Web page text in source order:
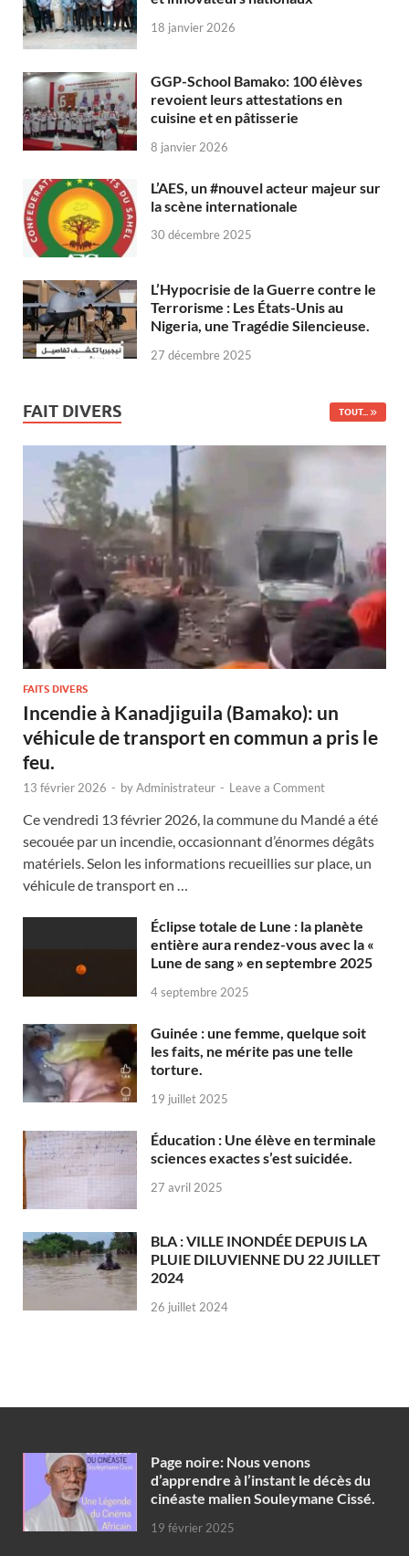
18 janvier 2026
GGP-School Bamako: 100 élèves
revoient leurs attestations en
cuisine et en pâtisserie
8 janvier 2026
L’AES, un #nouvel acteur majeur sur
la scène internationale
30 décembre 2025
L’Hypocrisie de la Guerre contre le
Terrorisme : Les États-Unis au
Nigeria, une Tragédie Silencieuse.
27 décembre 2025
FAIT DIVERS TOUT...
FAITS DIVERS
Incendie à Kanadjiguila (Bamako): un
véhicule de transport en commun a pris le
feu.
13 février 2026 - byAdministrateur - Leave a Comment
Ce vendredi 13 février 2026, la commune du Mandé a été
secouée par un incendie, occasionnant d’énormes dégâts
matériels. Selon les informations recueillies sur place, un
véhicule de transport en …
Éclipse totale de Lune : la planète
entière aura rendez-vous avec la «
Lune de sang » en septembre 2025
4 septembre 2025
Guinée : une femme, quelque soit
les faits, ne mérite pas une telle
torture.
19 juillet 2025
Éducation : Une élève en terminale
sciences exactes s’est suicidée.
27 avril 2025
BLA : VILLE INONDÉE DEPUIS LA
PLUIE DILUVIENNE DU 22 JUILLET
2024
26 juillet 2024
Page noire: Nous venons
d’apprendre à l’instant le décès du
cinéaste malien Souleymane Cissé.
19 février 2025